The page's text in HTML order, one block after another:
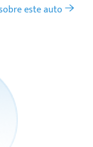
este auto